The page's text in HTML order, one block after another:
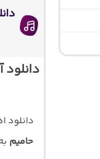
دانلود
حامیم